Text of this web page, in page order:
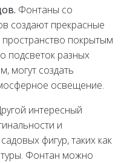
Фонтаны со
создают прекрасные
покрытым
подсветок разных
могут создать
освещение.
интересный
и
фигур, таких как
Фонтан можно